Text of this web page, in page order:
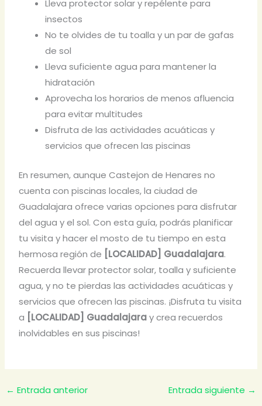
Lleva protector solar y repélente para
insectos
No te olvides de tu toalla y un par de gafas
de sol
Lleva suficiente agua para mantener la
hidratación
Aprovecha los horarios de menos afluencia
para evitar multitudes
Disfruta de las actividades acuáticas y
servicios que ofrecen las piscinas
En resumen, aunque Castejon de Henares no
cuenta con piscinas locales, la ciudad de
Guadalajara ofrece varias opciones para disfrutar
del agua y el sol. Con esta guía, podrás planificar
tu visita y hacer el mosto de tu tiempo en esta
hermosa región de [LOCALIDAD] Guadalajara.
Recuerda llevar protector solar, toalla y suficiente
agua, y no te pierdas las actividades acuáticas y
servicios que ofrecen las piscinas. ¡Disfruta tu visita
a [LOCALIDAD] Guadalajaray crea recuerdos
inolvidables en sus piscinas!
← Entrada anterior Entrada siguiente →